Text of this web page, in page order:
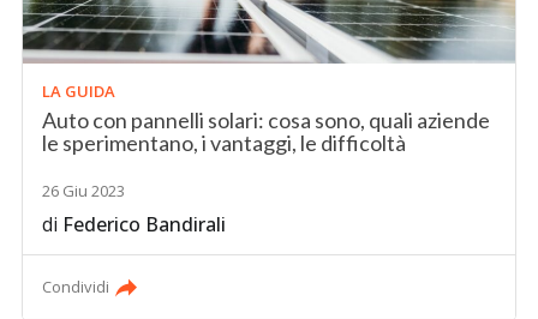
LA GUIDA
Auto con pannelli solari: cosa sono, quali aziende
le sperimentano, i vantaggi, le difficoltà
26 Giu 2023
di Federico Bandirali
Condividi